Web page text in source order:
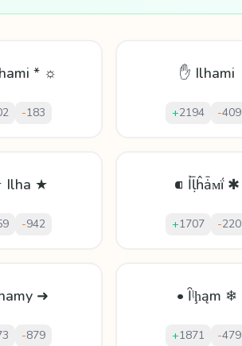
* ☼
-183
✋ Ilhami
+2194 -409
Ilha ★
-942
⁌ Ỉḹĥǡᴍḯ ✱
+1707 -220
➜
-879
• Ȋᶪḩąm ❄
+1871 -479